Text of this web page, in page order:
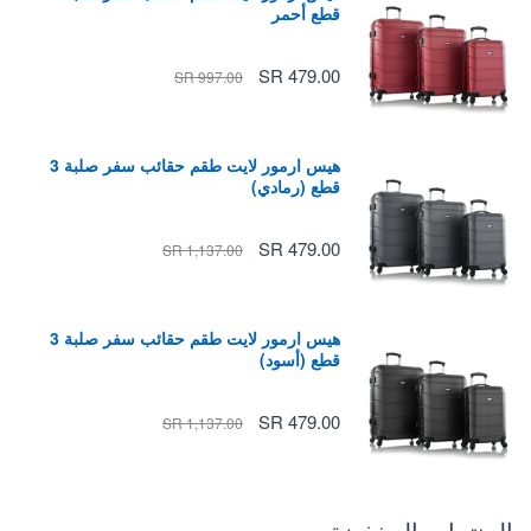
قطع أحمر
479.00 SR
997.00 SR
هيس ارمور لايت طقم حقائب سفر صلبة 3
قطع (رمادي)
479.00 SR
1,137.00 SR
هيس ارمور لايت طقم حقائب سفر صلبة 3
قطع (أسود)
479.00 SR
1,137.00 SR